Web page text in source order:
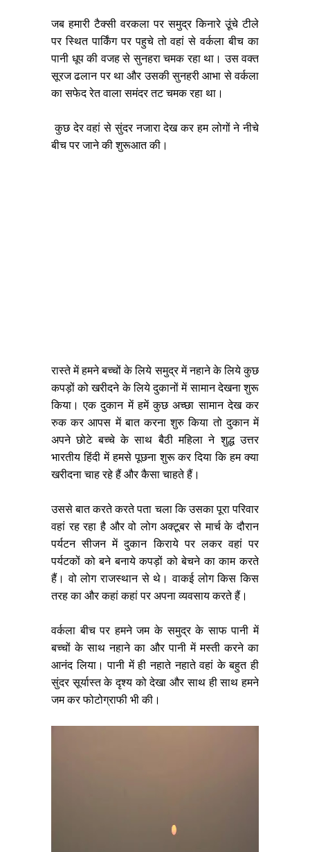
जब हमारी टैक्सी वरकला पर समुद्र किनारे उूंचे टीले
पर स्थित पार्किंग पर पहुचे तो वहां से वर्कला बीच का
पानी धूप की वजह से सुनहरा चमक रहा था। उस वक्त
सूरज ढलान पर था और उसकी सुनहरी आभा से वर्कला
का सफेद रेत वाला समंदर तट चमक रहा था।
कुछ देर वहां से सुंदर नजारा देख कर हम लोगों ने नीचे
बीच पर जाने की शुरूआत की।
रास्ते में हमने बच्चों के लिये समुद्र में नहाने के लिये कुछ
कपड़ों को खरीदने के लिये दुकानों में सामान देखना शुरू
किया। एक दुकान में हमें कुछ अच्छा सामान देख कर
रुक कर आपस में बात करना शुरु किया तो दुकान में
अपने छोटे बच्चे के साथ बैठी महिला ने शुद्ध उत्तर
भारतीय हिंदी में हमसे पूछना शुरू कर दिया कि हम क्या
खरीदना चाह रहे हैं और कैसा चाहते हैं।
उससे बात करते करते पता चला कि उसका पूरा परिवार
वहां रह रहा है और वो लोग अक्टूबर से मार्च के दौरान
पर्यटन सीजन में दुकान किराये पर लकर वहां पर
पर्यटकों को बने बनाये कपड़ों को बेचने का काम करते
हैं। वो लोग राजस्थान से थे। वाकई लोग किस किस
तरह का और कहां कहां पर अपना व्यवसाय करते हैं।
वर्कला बीच पर हमने जम के समुद्र के साफ पानी में
बच्चों के साथ नहाने का और पानी में मस्ती करने का
आनंद लिया। पानी में ही नहाते नहाते वहां के बहुत ही
सुंदर सूर्यास्त के दृश्य को देखा और साथ ही साथ हमने
जम कर फोटोग्राफी भी की।